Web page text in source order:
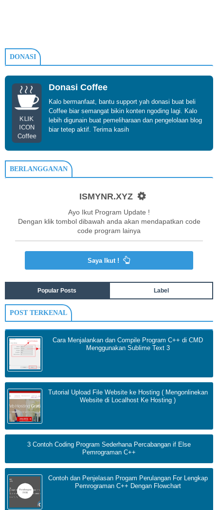
DONASI
KLIK
ICON
Coffee
Donasi Coffee
Kalo bermanfaat, bantu support yah donasi buat beli
Coffee biar semangat bikin konten ngoding lagi. Kalo
lebih digunain buat pemeliharaan dan pengelolaan blog
biar tetep aktif. Terima kasih
BERLANGGANAN
ISMYNR.XYZ
Ayo Ikut Program Update !
Dengan klik tombol dibawah anda akan mendapatkan code
code program lainya
Saya Ikut !
Popular Posts Label
POST TERKENAL
Cara Menjalankan dan Compile Program C++ di CMD
Menggunakan Sublime Text 3
Tutorial Upload File Website ke Hosting ( Mengonlinekan
Website di Localhost Ke Hosting )
3 Contoh Coding Program Sederhana Percabangan if Else
Pemrograman C++
Contoh dan Penjelasan Progam Perulangan For Lengkap
Pemrograman C++ Dengan Flowchart